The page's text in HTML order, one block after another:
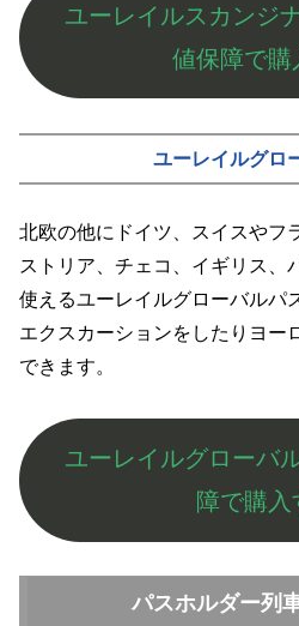
ユーレイルスカンジ
値保障で購
ユーレイルグロ
北欧の他にドイツ、スイスやフ
ストリア、チェコ、イギリス、
使えるユーレイルグローバルパ
エクスカーションをしたりヨー
できます。
ユーレイルグローバ
障で購入
パスホルダー列